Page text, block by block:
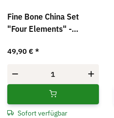
Fine Bone China Set
"Four Elements" -
49,90 € *
Sofort verfügbar